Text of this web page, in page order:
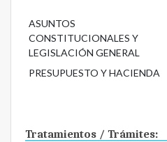
ASUNTOS
CONSTITUCIONALES Y
LEGISLACIÓN GENERAL
PRESUPUESTO Y HACIENDA
Tratamientos / Trámites: